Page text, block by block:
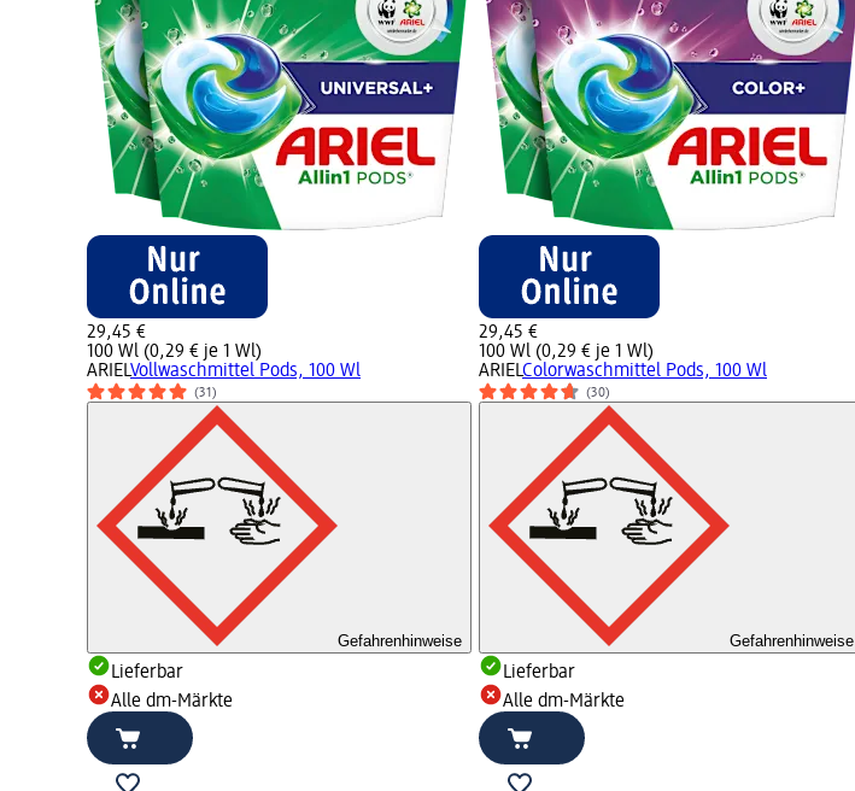
29,45 €
100 Wl (0,29 € je 1 Wl)
ARIELVollwaschmittel Pods, 100 Wl
(31)
Gefahrenhinweise
Lieferbar
Alle dm-Märkte
29,45 €
100 Wl (0,29 € je 1 Wl)
ARIELColorwaschmittel Pods, 100 Wl
(30)
Gefahrenhinweise
Lieferbar
Alle dm-Märkte